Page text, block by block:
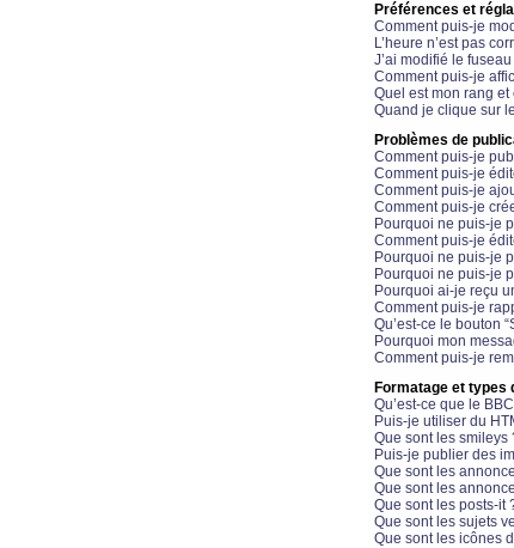
Préférences et
Comment puis-je
L’heure n’est pas
J’ai modifié le
Comment puis-je
Quel est mon rang
Quand je clique sur
Problèmes de
Comment puis-je
Comment puis-je
Comment puis-je
Comment puis-je
Pourquoi ne puis-je
Comment puis-je
Pourquoi ne puis-je
Pourquoi ne puis-je
Pourquoi ai-je reçu
Comment puis-je
Qu’est-ce le bouton
Pourquoi mon
Comment puis-je
Formatage et types
Qu’est-ce que le
Puis-je utiliser du
Que sont les smileys
Puis-je publier des
Que sont les
Que sont les
Que sont les posts-it
Que sont les sujets
Que sont les icônes